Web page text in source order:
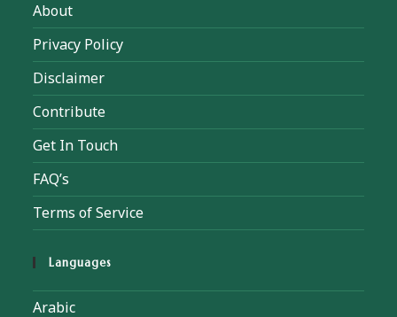
About
Privacy Policy
Disclaimer
Contribute
Get In Touch
FAQ’s
Terms of Service
Languages
Arabic